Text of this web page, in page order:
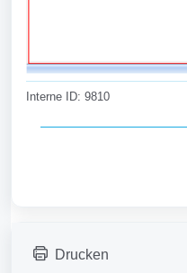
Interne ID: 9810
Drucken